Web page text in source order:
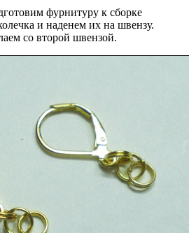
фурнитуру к сборке
и наденем их на швензу.
со второй швензой.